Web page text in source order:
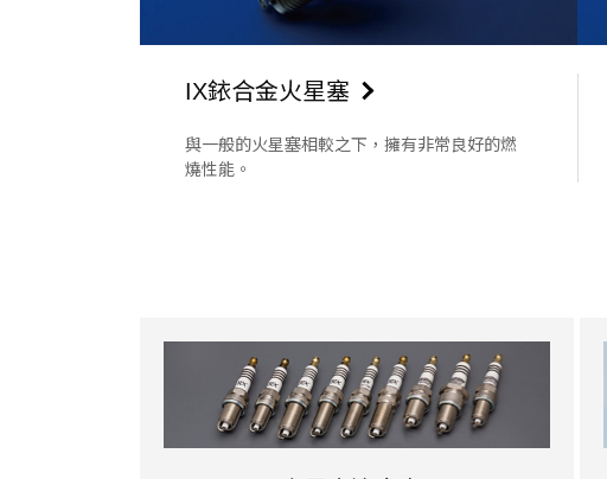
IX銥合金火星塞
與一般的火星塞相較之下，擁有非常良好的燃
燒性能。